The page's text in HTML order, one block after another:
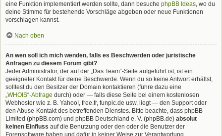
eine Funktion implementiert werden sollte, dann besuche phpBB Ideas, wo du
deine Stimme für bestehende Vorschläge abgeben oder neue Funktionen
vorschlagen kannst.
Nach oben
An wen soll ich mich wenden, falls es Beschwerden oder juristische
Anfragen zu diesem Forum gibt?
Jeder Administrator, der auf der „Das Team“-Seite aufgeführt ist, ist ein
geeigneter Kontakt für deine Beschwerde. Wenn du so keine Antwort erhältst,
solltest du den Besitzer der Domain kontaktieren (führe dazu eine
„WHOIS“-Abfrage durch) oder — falls diese Seite bei einem kostenlosen
Webhoster wie z. B. Yahoo!, free.fr, funpic.de usw. liegt — den Support oder
den Abuse-Kontakt des betreffenden Dienstes. Bitte beachte, dass phpBB
Limited (phpBB.com) und phpBB Deutschland e. V. (phpBB.de) absolut
keinen Einfluss auf die Benutzung oder den oder die Benutzer der
Forensoftware haben und dafür in keiner Weise zur Verantwortung